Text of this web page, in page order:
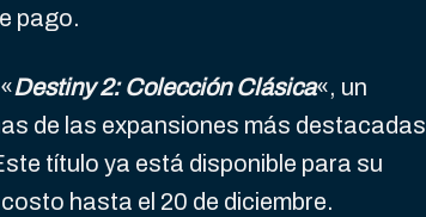
pago.
Destiny 2: Colección Clásica«, un
de las expansiones más destacadas
título ya está disponible para su
hasta el 20 de diciembre.